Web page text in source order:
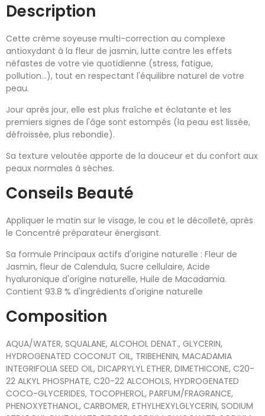
Description
Cette crème soyeuse multi-correction au complexe
antioxydant à la fleur de jasmin, lutte contre les effets
néfastes de votre vie quotidienne (stress, fatigue,
pollution...), tout en respectant l'équilibre naturel de votre
peau.
Jour après jour, elle est plus fraîche et éclatante et les
premiers signes de l'âge sont estompés (la peau est lissée,
défroissée, plus rebondie).
Sa texture veloutée apporte de la douceur et du confort aux
peaux normales à sèches.
Conseils Beauté
Appliquer le matin sur le visage, le cou et le décolleté, après
le Concentré préparateur énergisant.
Sa formule Principaux actifs d'origine naturelle : Fleur de
Jasmin, fleur de Calendula, Sucre cellulaire, Acide
hyaluronique d'origine naturelle, Huile de Macadamia.
Contient 93.8 % d'ingrédients d'origine naturelle
Composition
AQUA/WATER, SQUALANE, ALCOHOL DENAT., GLYCERIN,
HYDROGENATED COCONUT OIL, TRIBEHENIN, MACADAMIA
INTEGRIFOLIA SEED OIL, DICAPRYLYL ETHER, DIMETHICONE, C20-
22 ALKYL PHOSPHATE, C20-22 ALCOHOLS, HYDROGENATED
COCO-GLYCERIDES, TOCOPHEROL, PARFUM/FRAGRANCE,
PHENOXYETHANOL, CARBOMER, ETHYLHEXYLGLYCERIN, SODIUM